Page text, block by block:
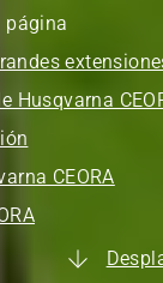
página
Husqvarna
CEORA